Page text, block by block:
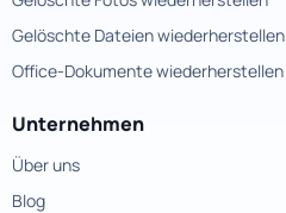
Gelöschte Dateien wiederherstellen
Office-Dokumente wiederherstellen
Unternehmen
Über uns
Blog